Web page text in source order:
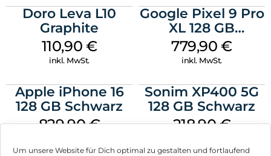
Um unsere Website für Dich optimal zu gestalten und fortlaufend
Doro Leva L10
Graphite
110,90 €
inkl. MwSt.
Google Pixel 9 Pro
XL 128 GB
Obsidian
779,90€
inkl. MwSt.
Apple iPhone 16
128 GB Schwarz
829,90€
Sonim XP400 5G
128 GB Schwarz
218,90€